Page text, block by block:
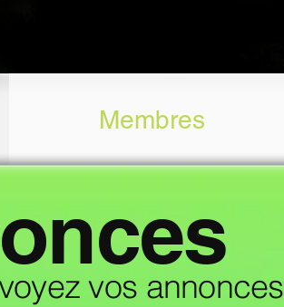
Membres
vos annonces